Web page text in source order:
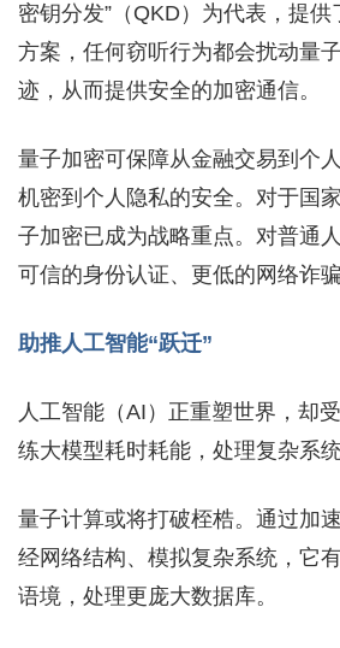
密钥分发”（QKD）为代表，提
方案，任何窃听行为都会扰动量
迹，从而提供安全的加密通信。
量子加密可保障从金融交易到个
机密到个人隐私的安全。对于国
子加密已成为战略重点。对普通
可信的身份认证、更低的网络诈骗
助推人工智能“跃迁”
人工智能（AI）正重塑世界，却
练大模型耗时耗能，处理复杂系统
量子计算或将打破桎梏。通过加
经网络结构、模拟复杂系统，它
语境，处理更庞大数据库。